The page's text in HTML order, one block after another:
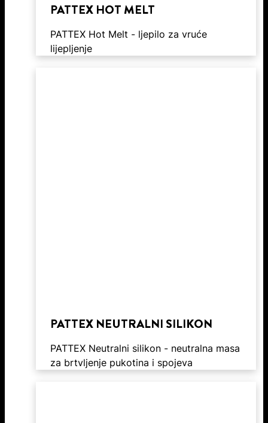
PATTEX HOT MELT
PATTEX Hot Melt - ljepilo za vruće
lijepljenje
PATTEX NEUTRALNI SILIKON
PATTEX Neutralni silikon - neutralna masa
za brtvljenje pukotina i spojeva